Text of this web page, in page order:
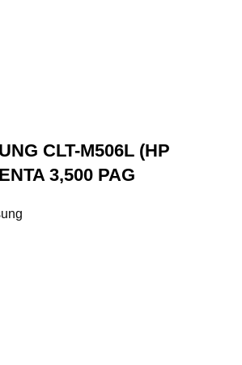
CLT-M506L (HP
3,500 PAG